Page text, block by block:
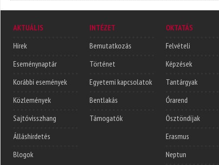
AKTUÁLIS
Hírek
Eseménynaptár
Korábbi események
Közlemények
Sajtóvisszhang
Álláshirdetés
Blogok
INTÉZET
Bemutatkozás
Történet
Egyetemi kapcsolatok
Bentlakás
Támogatók
OKTATÁS
Felvételi
Képzések
Tantárgyak
Órarend
Ösztöndíjak
Erasmus
Neptun